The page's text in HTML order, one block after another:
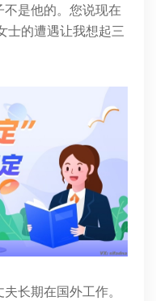
是他的。您说现在
士的遭遇让我想起三
长期在国外工作。